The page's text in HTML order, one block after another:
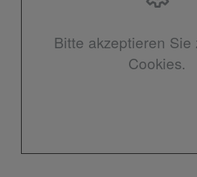
Bitte akzeptieren Sie
Cookies.